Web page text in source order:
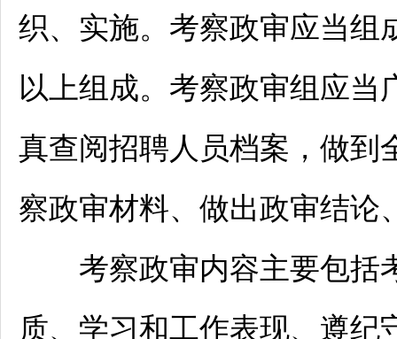
织、实施。考察政审应当组
以上组成。考察政审组应
真查阅招聘人员档案，做到
察政审材料、做出政审结论
考察政审内容主要包括
质、学习和工作表现、遵纪